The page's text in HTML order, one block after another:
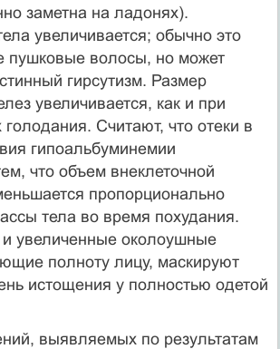
заметна на ладонях).
увеличивается; обычно это
пушковые волосы, но может
гирсутизм. Размер
увеличивается, как и при
Считают, что отеки в
гипоальбуминемии
что объем внеклеточной
пропорционально
тела во время похудания.
и увеличенные около­ушные
полноту лицу, маскируют
исто­щения у полностью одетой
выявляемых по результатам